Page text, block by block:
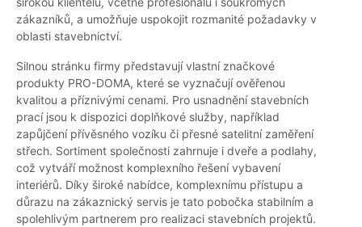
zákazníků, a umožňuje uspokojit rozmanité požadavky v
oblasti stavebnictví.
Silnou stránku firmy představují vlastní značkové
produkty PRO-DOMA, které se vyznačují ověřenou
kvalitou a příznivými cenami. Pro usnadnění stavebních
prací jsou k dispozici doplňkové služby, například
zapůjčení přívěsného vozíku či přesné satelitní zaměření
střech. Sortiment společnosti zahrnuje i dveře a podlahy,
což vytváří možnost komplexního řešení vybavení
interiérů. Díky široké nabídce, komplexnímu přístupu a
důrazu na zákaznický servis je tato pobočka stabilním a
spolehlivým partnerem pro realizaci stavebních projektů.